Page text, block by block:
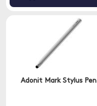
Adonit Mark Stylus Pen